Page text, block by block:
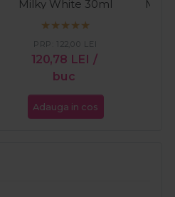
Milky White 30ml
120,78 LEI /
buc
PRP: 122,00 LEI
Adauga in cos